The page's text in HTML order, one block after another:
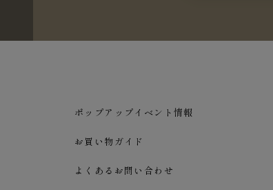
ポップアップイベント情報
お買い物ガイド
よくあるお問い合わせ